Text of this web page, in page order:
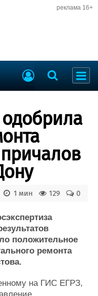
реклама 16+
одобрила
0
129
1 мин
положительное
ремонта
на ГИС ЕГРЗ,